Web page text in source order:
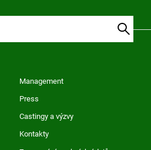
Management
Press
Castingy a výzvy
Kontakty